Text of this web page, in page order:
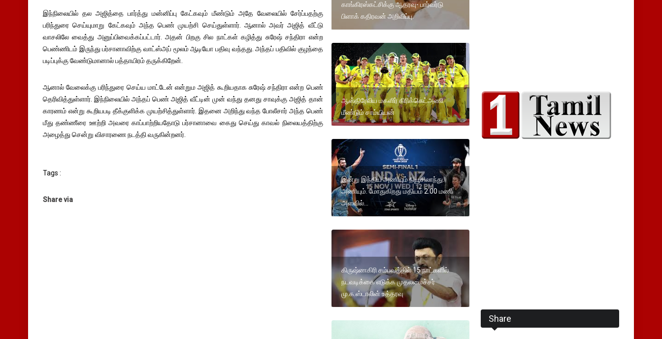
இந்நிலையில் தல அஜித்தை பார்த்து மன்னிப்பு கேட்கவும் மீண்டும் அதே வேலையில் சேர்ப்பதற்கு
பரிந்துரை செய்யுமாறு கேட்கவும் அந்த பெண் முயற்சி செய்துள்ளார். ஆனால் அவர் அஜித் வீட்டு
வாசலிலே வைத்து அனுப்பிவைக்கப்பட்டார். அதன் பிறகு சில நாட்கள் கழித்து சுரேஷ் சந்திரா என்ற
பெண்ணிடம் இருந்து பர்சானாவிற்கு வாட்ஸ்அப் மூலம் ஆடியோ பதிவு வந்தது. அந்தப் பதிவில் குழந்தை
படிப்புக்கு வேண்டுமானால் பத்தாயிரம் தருக்கிறேன்.
ஆனால் வேலைக்கு பரிந்துரை செய்ய மாட்டேன் என்றும அஜித் கூறியதாக சுரேஷ் சந்திரா என்ற பெண்
தெரிவித்துள்ளார். இந்நிலையில் அந்தப் பெண் அஜித் வீட்டின் முன் வந்து தனது சாவுக்கு அஜித் தான்
காரணம் என்று கூறியபடி தீக்குளிக்க முயற்சித்துள்ளார். இதனை அறிந்து வந்த போலீசார் அந்த பெண்
மீது தண்ணீரை ஊற்றி அவரை காப்பாற்றியதோடு பர்சானாவை கைது செய்து காவல் நிலையத்திற்கு
அழைத்து சென்று விசாரணை நடத்தி வருகின்றனர்.
Tags :
Share via
காங்கிரஸ்கட்சிக்கு ஆதரவு- பார்வர்டு
பிளாக் கதிரவன் அறிவிப்பு.
ஆஸ்திரேலிய மகளிர் கிரிக்கெட்அணி
மீண்டும் சாம்யியன்
இன்று இந்திய அணியும் நியூசிலாந்து.
அணியும். மோதுகிறது மதியம் 2.00 மணி
அளவில்...
கிருஷ்ணகிரி சம்பவத்தில் 15 நாட்களில்
நடவடிக்கை எடுக்க முதலமைச்சர்
மு.க.ஸ்டாலின் உத்தரவு
Share